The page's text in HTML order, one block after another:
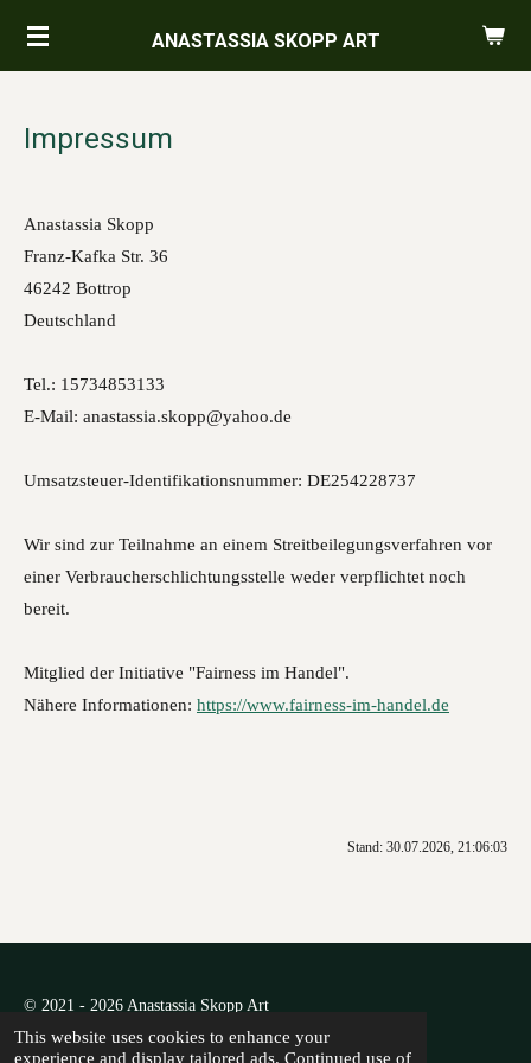
This website uses cookies to enhance your
experience and display tailored ads. Continued use of
Skip
ANASTASSIA SKOPP ART
Impressum
Anastassia Skopp
Franz-Kafka Str. 36
46242 Bottrop
Deutschland
Tel.: 15734853133
E-Mail: anastassia.skopp@yahoo.de
Umsatzsteuer-Identifikationsnummer: DE254228737
Wir sind zur Teilnahme an einem Streitbeilegungsverfahren vor
einer Verbraucherschlichtungsstelle weder verpflichtet noch
bereit.
Mitglied der Initiative "Fairness im Handel".
Nähere Informationen: https://www.fairness-im-handel.de
Stand: 30.07.2026, 21:06:03
© 2021 - 2026 Anastassia Skopp Art
Powered byWebador